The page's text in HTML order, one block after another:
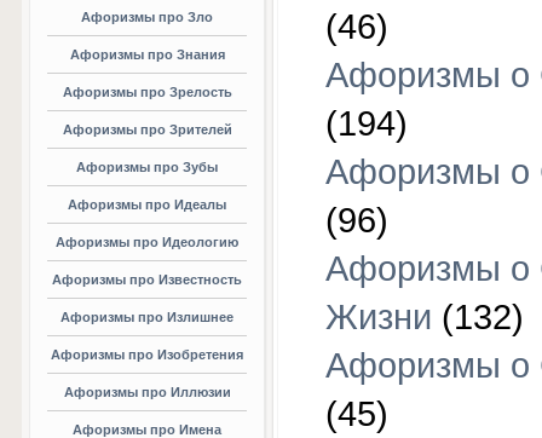
Афоризмы про Зло
Афоризмы про Знания
Афоризмы про Зрелость
Афоризмы про Зрителей
Афоризмы про Зубы
Афоризмы про Идеалы
Афоризмы про Идеологию
Афоризмы про Известность
Афоризмы про Излишнее
Афоризмы про Изобретения
Афоризмы про Иллюзии
Афоризмы про Имена
(46)
Афоризмы о
(194)
Афоризмы о
(96)
Афоризмы о
Жизни (132)
Афоризмы о
(45)